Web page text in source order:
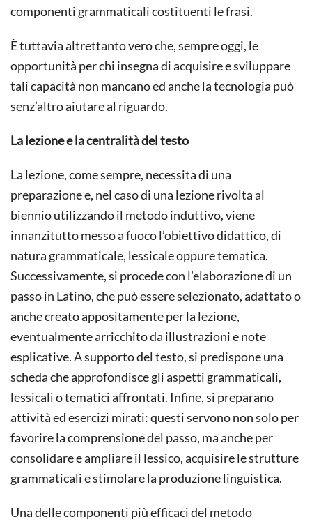
componenti grammaticali costituenti le frasi.
È tuttavia altrettanto vero che, sempre oggi, le
opportunità per chi insegna di acquisire e sviluppare
tali capacità non mancano ed anche la tecnologia può
senz’altro aiutare al riguardo.
La lezione e la centralità del testo
La lezione, come sempre, necessita di una
preparazione e, nel caso di una lezione rivolta al
biennio utilizzando il metodo induttivo, viene
innanzitutto messo a fuoco l’obiettivo didattico, di
natura grammaticale, lessicale oppure tematica.
Successivamente, si procede con l’elaborazione di un
passo in Latino, che può essere selezionato, adattato o
anche creato appositamente per la lezione,
eventualmente arricchito da illustrazioni e note
esplicative. A supporto del testo, si predispone una
scheda che approfondisce gli aspetti grammaticali,
lessicali o tematici affrontati. Infine, si preparano
attività ed esercizi mirati: questi servono non solo per
favorire la comprensione del passo, ma anche per
consolidare e ampliare il lessico, acquisire le strutture
grammaticali e stimolare la produzione linguistica.
Una delle componenti più efficaci del metodo